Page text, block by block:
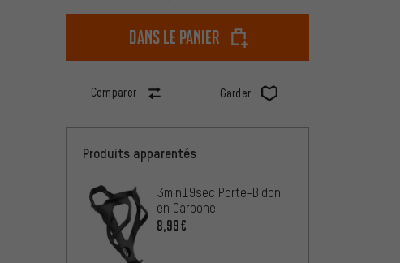
dans le panier
Comparer Garder
Produits apparentés
3min19sec Porte-Bidon
en Carbone
8,99€